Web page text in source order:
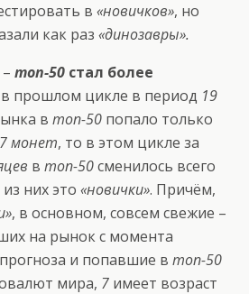
в «новичков», но
как раз «динозавры».
топ-50 стал более
в прошлом цикле в период 19
в топ-50 попало только
монет, то в этом цикле за
в топ-50сменилось всего
из них это «новички». Причём,
, в основном, совсем свежие –
на рынок с момента
и попавшие в топ-50
мира, 7 имеет возраст